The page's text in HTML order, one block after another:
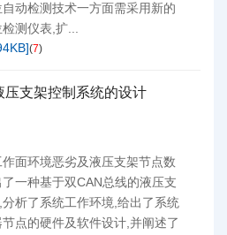
动检测技术一方面需采用新的
测仪表,扩...
](7)
支架控制系统的设计
面环境恶劣及液压支架节点数
一种基于双CAN总线的液压支
析了系统工作环境,给出了系统
点的硬件及软件设计,并阐述了